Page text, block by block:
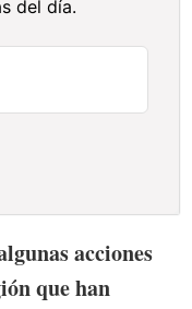
del día.
acciones
que han